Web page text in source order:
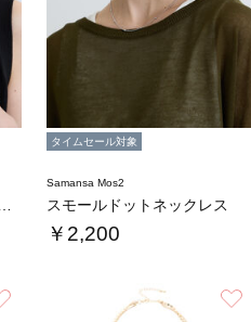
タイムセール対象
Samansa Mos2
スモールドットネックレス
￥2,200